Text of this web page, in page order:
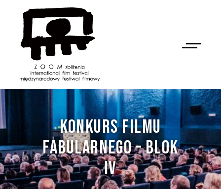
KONKURS FILMU
FABULARNEGO – BLOK
IV